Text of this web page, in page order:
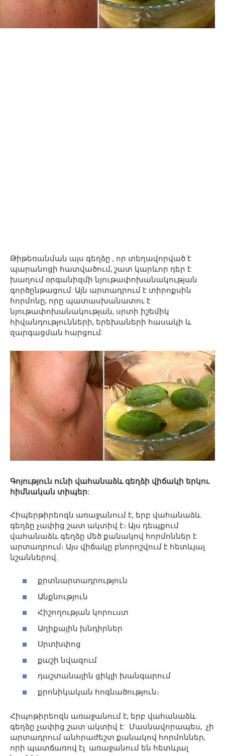
Թիթեռանման այս գեղձը , որ տեղավորված է
պարանոցի հատվածում, շատ կարևոր դեր է
խաղում օրգանիզմի նյութափոխանակության
գործընթացում: Այն արտադրում է տիրոքսին
հորմոնը, որը պատասխանատու է
նյութափոխանակության, սրտի իշեմիկ
հիվանդությունների, երեխաների հասակի և
զարգացման հարցում:
Գոյություն ունի վահանաձև գեղձի վիճակի երկու
հիմնական տիպեր:
Հիպերթիրեոզն առաջանում է, երբ վահանաձև
գեղձը չափից շատ ակտիվ է։ Այս դեպքում
վահանաձև գեղձը մեծ քանակով հորմոններ է
արտադրում։ Այս վիճակը բնորոշվում է հետևյալ
նշաններով.
քրտնարտադրություն
Անքնություն
Հիշողության կորուստ
Աղիքային խնդիրներ
Սրտխփոց
քաշի նվազում
դաշտանային ցիկլի խանգարում
քրոնիկական հոգնածություն։
Հիպոթիրեոզն առաջանում է, երբ վահանաձև
գեղձը չափից շատ ակտիվ է: Մասնավորապես, չի
արտադրում անհրաժեշտ քանակով հորմոններ,
որի պատճառով էլ առաջանում են հետևյալ